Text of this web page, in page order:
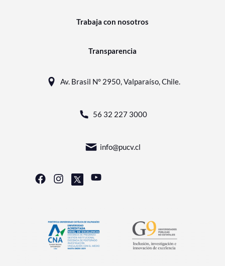
Trabaja con nosotros
Transparencia
Av. Brasil N° 2950, Valparaíso, Chile.
56 32 227 3000
info@pucv.cl